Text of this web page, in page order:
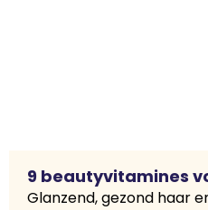
9 beautyvitamines
Glanzend, gezond haar